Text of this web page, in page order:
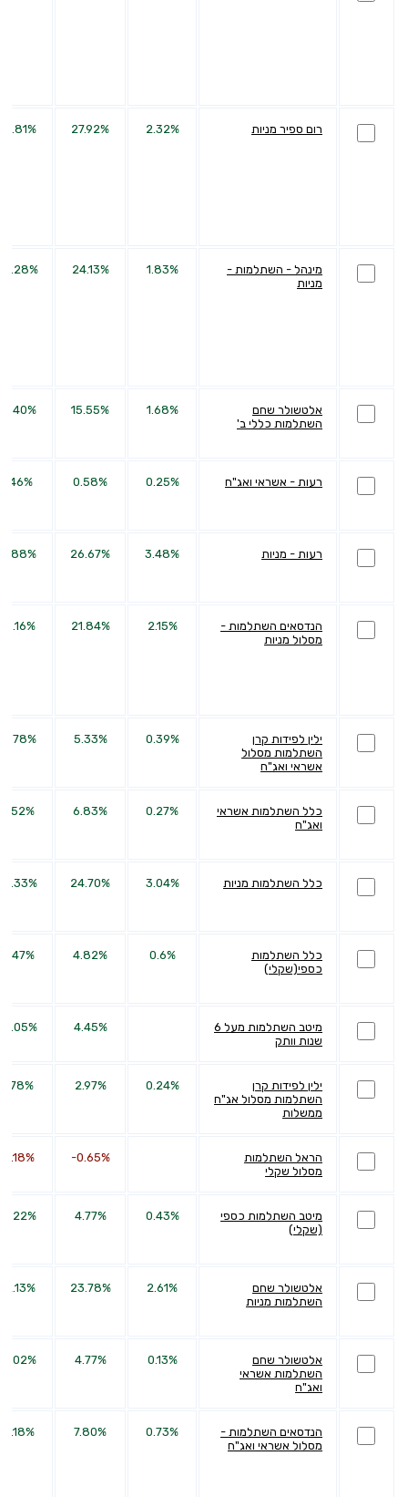
רום ספיר מניות 2.32%
27.92%
מינהל - השתלמות -
מניות
1.83%
24.13%
אלטשולר שחם
השתלמות כללי ב'
1.68%
15.55%
רעות - אשראי ואג"ח 0.25%
0.58%
7.46%
רעות - מניות 3.48%
26.67%
הנדסאים השתלמות -
מסלול מניות
2.15%
21.84%
ילין לפידות קרן
השתלמות מסלול
אשראי ואג"ח
0.39%
5.33%
כלל השתלמות אשראי
ואג"ח
0.27%
6.83%
11.52%
כלל השתלמות מניות 3.04%
24.70%
כלל השתלמות
כספי(שקלי)
0.6%
4.82%
11.47%
מיטב השתלמות מעל 6
שנות וותק
4.45%
ילין לפידות קרן
השתלמות מסלול אג"ח
ממשלות
0.24%
2.97%
2.78%
הראל השתלמות
מסלול שקלי
-0.65%
-2.18%
מיטב השתלמות כספי
(שקלי)
0.43%
4.77%
אלטשולר שחם
השתלמות מניות
2.61%
23.78%
אלטשולר שחם
השתלמות אשראי
ואג"ח
0.13%
4.77%
הנדסאים השתלמות -
מסלול אשראי ואג"ח
0.73%
7.80%
14.18%